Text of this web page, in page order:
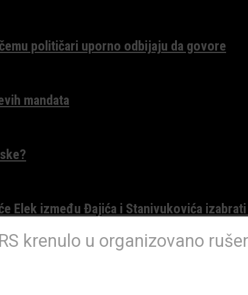
političari uporno odbijaju da govore
mandata
Elek između Đajića i Stanivukovića
krenulo u organizovano